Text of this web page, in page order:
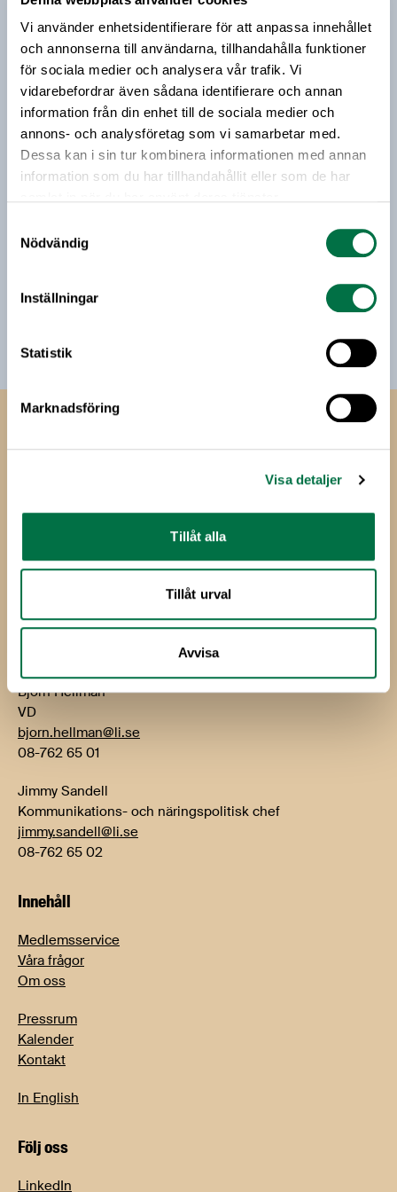
Vi använder enhetsidentifierare för att anpassa innehållet
och annonserna till användarna, tillhandahålla funktioner
för sociala medier och analysera vår trafik. Vi
vidarebefordrar även sådana identifierare och annan
information från din enhet till de sociala medier och
annons- och analysföretag som vi samarbetar med.
Dessa kan i sin tur kombinera informationen med annan
information som du har tillhandahållit eller som de har
Nödvändig
Inställningar
Statistik
Marknadsföring
Visa detaljer
Tillåt alla
Tillåt urval
Avvisa
Livsmedelsföretagens Hållbarhetsmanifest, något
som gläder Livsmedelsföretagens
hållbarhetsansvarige Sara Sundquist.
Prenumerera på vårt nyhetsbrev
Vårt nyhetsbrev kommer ut 3-4 gånger i månaden och
riktar sig till alla med ett intresse för
livsmedelsföretagande och den svenska
livsmedelsbranschen. När du anmäler dig till vårt
nyhetsbrev godkänner du Livsmedelsföretagens
hantering av personuppgifter.
till min inkorg. Livsmedelsföretagen ska inte dela eller
sälja min personliga information. Jag kan när som helst
Björn Hellman
VD
bjorn.hellman@li.se
08-762 65 01
Jimmy Sandell
Kommunikations- och näringspolitisk chef
jimmy.sandell@li.se
08-762 65 02
Innehåll
Medlemsservice
Våra frågor
Om oss
Pressrum
Kalender
Kontakt
In English
Följ oss
LinkedIn